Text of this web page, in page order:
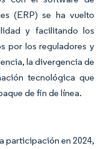
(ERP) se ha vuelto
y facilitando los
por los reguladores y
la divergencia de
tecnológica que
de fin de línea.
participación en 2024,